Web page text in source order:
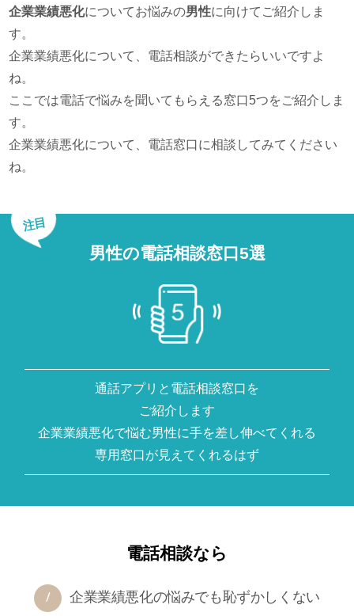
企業業績悪化についてお悩みの男性に向けてご紹介しま
す。
企業業績悪化について、電話相談ができたらいいですよ
ね。
ここでは電話で悩みを聞いてもらえる窓口5つをご紹介しま
す。
企業業績悪化について、電話窓口に相談してみてください
ね。
注目
男性の電話相談窓口5選
通話アプリと電話相談窓口を
ご紹介します
企業業績悪化で悩む男性に手を差し伸べてくれる
専用窓口が見えてくれるはず
電話相談なら
企業業績悪化の悩みでも恥ずかしくない